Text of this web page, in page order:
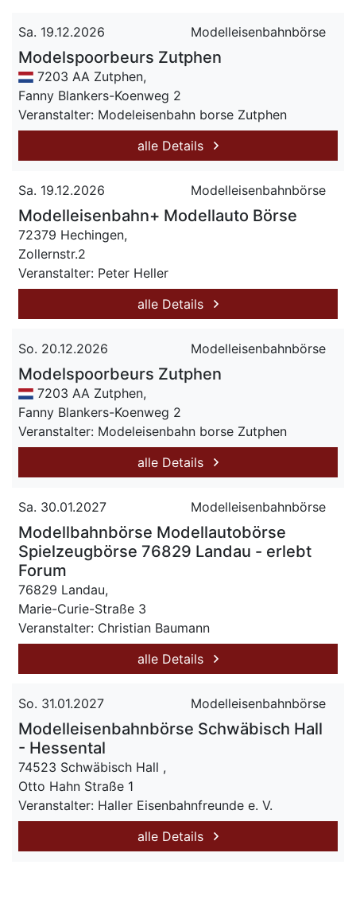
Sa. 19.12.2026 Modelleisenbahnbörse
Modelspoorbeurs Zutphen
7203 AA Zutphen,
Fanny Blankers-Koenweg 2
Veranstalter: Modeleisenbahn borse Zutphen
alle Details
Sa. 19.12.2026 Modelleisenbahnbörse
Modelleisenbahn+ Modellauto Börse
72379 Hechingen,
Zollernstr.2
Veranstalter: Peter Heller
alle Details
So. 20.12.2026 Modelleisenbahnbörse
Modelspoorbeurs Zutphen
7203 AA Zutphen,
Fanny Blankers-Koenweg 2
Veranstalter: Modeleisenbahn borse Zutphen
alle Details
Sa. 30.01.2027 Modelleisenbahnbörse
Modellbahnbörse Modellautobörse
Spielzeugbörse 76829 Landau - erlebt
Forum
76829 Landau,
Marie-Curie-Straße 3
Veranstalter: Christian Baumann
alle Details
So. 31.01.2027 Modelleisenbahnbörse
Modelleisenbahnbörse Schwäbisch Hall
- Hessental
74523 Schwäbisch Hall ,
Otto Hahn Straße 1
Veranstalter: Haller Eisenbahnfreunde e. V.
alle Details